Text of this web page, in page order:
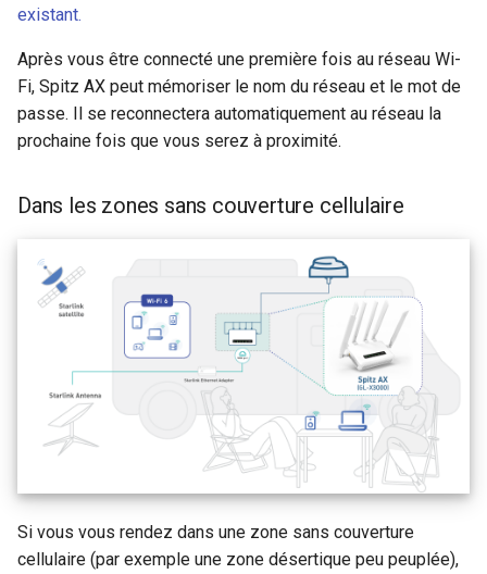
existant.
Après vous être connecté une première fois au réseau Wi-
Fi, Spitz AX peut mémoriser le nom du réseau et le mot de
passe. Il se reconnectera automatiquement au réseau la
prochaine fois que vous serez à proximité.
Dans les zones sans couverture cellulaire
Si vous vous rendez dans une zone sans couverture
cellulaire (par exemple une zone désertique peu peuplée),